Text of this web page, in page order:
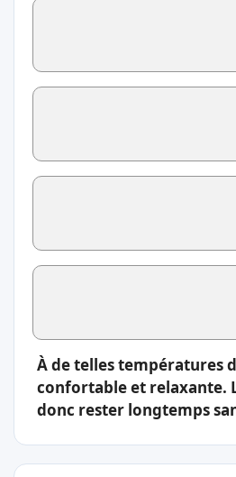
À de telles températures
confortable et relaxante.
donc rester longtemps